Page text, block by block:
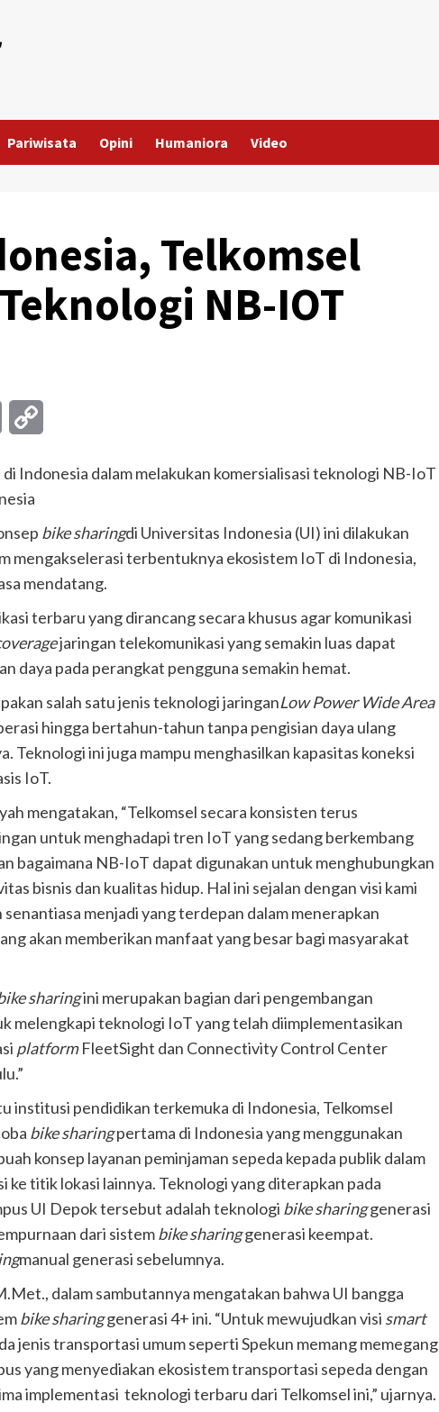
Pariwisata Opini Humaniora Video
Telkomsel
NB-IOT
Print
Indonesia dalam melakukan komersialisasi teknologi NB-IoT
bike sharingdi Universitas Indonesia (UI) ini dilakukan
mengakselerasi terbentuknya ekosistem IoT di Indonesia,
mendatang.
terbaru yang dirancang secara khusus agar komunikasi
jaringan telekomunikasi yang semakin luas dapat
daya pada perangkat pengguna semakin hemat.
salah satu jenis teknologi jaringanLow Power Wide Area
hingga bertahun-tahun tanpa pengisian daya ulang
Teknologi ini juga mampu menghasilkan kapasitas koneksi
IoT.
mengatakan, “Telkomsel secara konsisten terus
untuk menghadapi tren IoT yang sedang berkembang
bagaimana NB-IoT dapat digunakan untuk menghubungkan
bisnis dan kualitas hidup. Hal ini sejalan dengan visi kami
menjadi yang terdepan dalam menerapkan
akan memberikan manfaat yang besar bagi masyarakat
sharingini merupakan bagian dari pengembangan
melengkapi teknologi IoT yang telah diimplementasikan
platformFleetSight dan Connectivity Control Center
institusi pendidikan terkemuka di Indonesia, Telkomsel
bike sharingpertama di Indonesia yang menggunakan
konsep layanan peminjaman sepeda kepada publik dalam
titik lokasi lainnya. Teknologi yang diterapkan pada
UI Depok tersebut adalah teknologi bike sharinggenerasi
dari sistembike sharinggenerasi keempat.
manual generasi sebelumnya.
dalam sambutannya mengatakan bahwa UI bangga
bike sharinggenerasi 4+ ini. “Untuk mewujudkan visi smart
jenis transportasi umum seperti Spekun memang memegang
yang menyediakan ekosistem transportasi sepeda dengan
implementasi teknologi terbaru dari Telkomsel ini,” ujarnya.